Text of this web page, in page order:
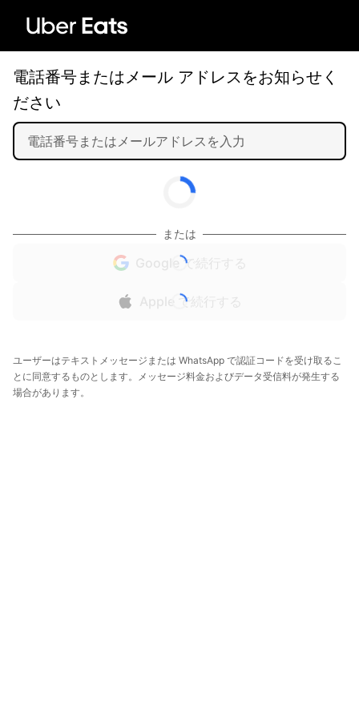
電話番号またはメール アドレスをお知らせく
ださい
または
Google で続行する
Apple で続行する
ユーザーはテキストメッセージまたは WhatsApp で認証コードを受け取るこ
とに同意するものとします。メッセージ料金およびデータ受信料が発生する
場合があります。